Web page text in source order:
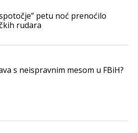
petu noć prenoćilo
rudara
s neispravnim mesom u FBiH?